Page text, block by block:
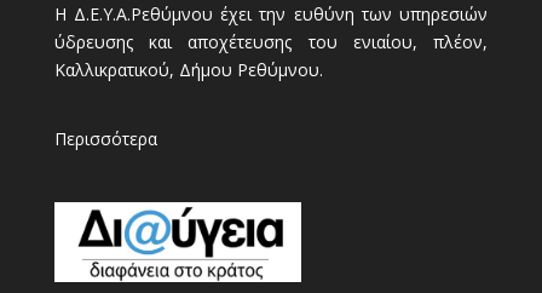
Η Δ.Ε.Υ.Α.Ρεθύμνου έχει την ευθύνη των υπηρεσιών
ύδρευσης και αποχέτευσης του ενιαίου, πλέον,
Καλλικρατικού, Δήμου Ρεθύμνου.
Περισσότερα